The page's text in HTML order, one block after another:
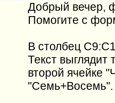
Добрый вечер,
Помогите с
В столбец
Текст
второй ячейке
"Семь+Восемь".